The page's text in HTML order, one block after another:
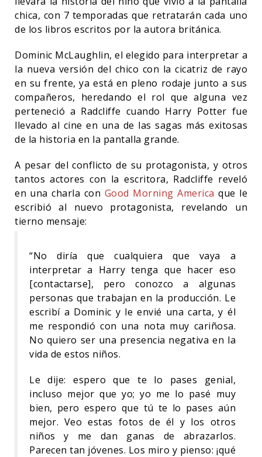
chica, con 7 temporadas que retratarán cada uno
de los libros escritos por la autora británica.
Dominic McLaughlin, el elegido para interpretar a
la nueva versión del chico con la cicatriz de rayo
en su frente, ya está en pleno rodaje junto a sus
compañeros, heredando el rol que alguna vez
perteneció a Radcliffe cuando Harry Potter fue
llevado al cine en una de las sagas más exitosas
de la historia en la pantalla grande.
A pesar del conflicto de su protagonista, y otros
tantos actores con la escritora, Radcliffe reveló
en una charla con Good Morning America que le
escribió al nuevo protagonista, revelando un
tierno mensaje:
“No diría que cualquiera que vaya a
interpretar a Harry tenga que hacer eso
[contactarse], pero conozco a algunas
personas que trabajan en la producción. Le
escribí a Dominic y le envié una carta, y él
me respondió con una nota muy cariñosa.
No quiero ser una presencia negativa en la
vida de estos niños.
Le dije: espero que te lo pases genial,
incluso mejor que yo; yo me lo pasé muy
bien, pero espero que tú te lo pases aún
mejor. Veo estas fotos de él y los otros
niños y me dan ganas de abrazarlos.
Parecen tan jóvenes. Los miro y pienso: ¡qué